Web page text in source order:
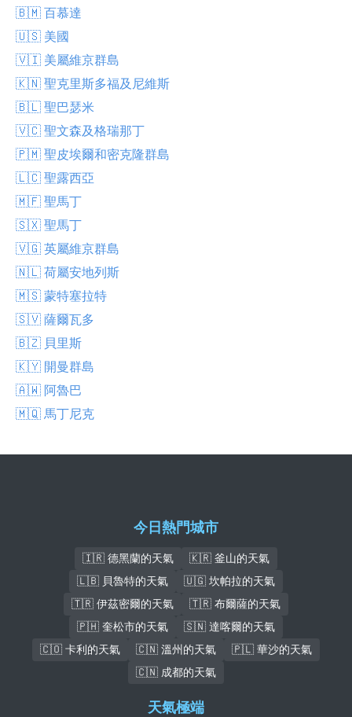
🇧🇲 百慕達
🇺🇸 美國
🇻🇮 美屬維京群島
🇰🇳 聖克里斯多福及尼維斯
🇧🇱 聖巴瑟米
🇻🇨 聖文森及格瑞那丁
🇵🇲 聖皮埃爾和密克隆群島
🇱🇨 聖露西亞
🇲🇫 聖馬丁
🇸🇽 聖馬丁
🇻🇬 英屬維京群島
🇳🇱 荷屬安地列斯
🇲🇸 蒙特塞拉特
🇸🇻 薩爾瓦多
🇧🇿 貝里斯
🇰🇾 開曼群島
🇦🇼 阿魯巴
🇲🇶 馬丁尼克
今日熱門城市
🇮🇷 德黑蘭的天氣
🇰🇷 釜山的天氣
🇱🇧 貝魯特的天氣
🇺🇬 坎帕拉的天氣
🇹🇷 伊茲密爾的天氣
🇹🇷 布爾薩的天氣
🇵🇭 奎松市的天氣
🇸🇳 達喀爾的天氣
🇨🇴 卡利的天氣
🇨🇳 溫州的天氣
🇵🇱 華沙的天氣
🇨🇳 成都的天氣
天氣極端